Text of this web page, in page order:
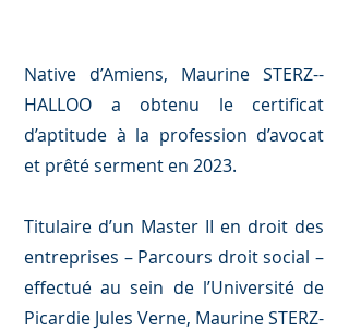
Native d’Amiens, Maurine STERZ--
HALLOO a obtenu le certificat
d’aptitude à la profession d’avocat
et prêté serment en 2023.
Titulaire d’un Master II en droit des
entreprises – Parcours droit social –
effectué au sein de l’Université de
Picardie Jules Verne, Maurine STERZ-